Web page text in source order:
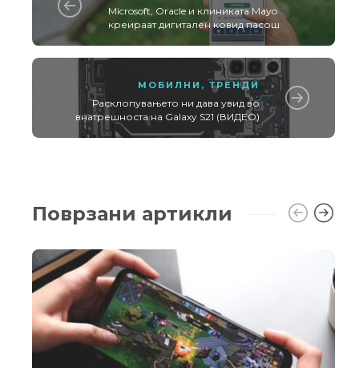
Microsoft, Oracle и клиниката Mayo
креираат дигитален ковид пасош
МОБИЛНИ , ТРЕНДИ
Расклопувањето ни дава увид во
внатрешноста на Galaxy S21 (ВИДЕО)
Поврзани артикли